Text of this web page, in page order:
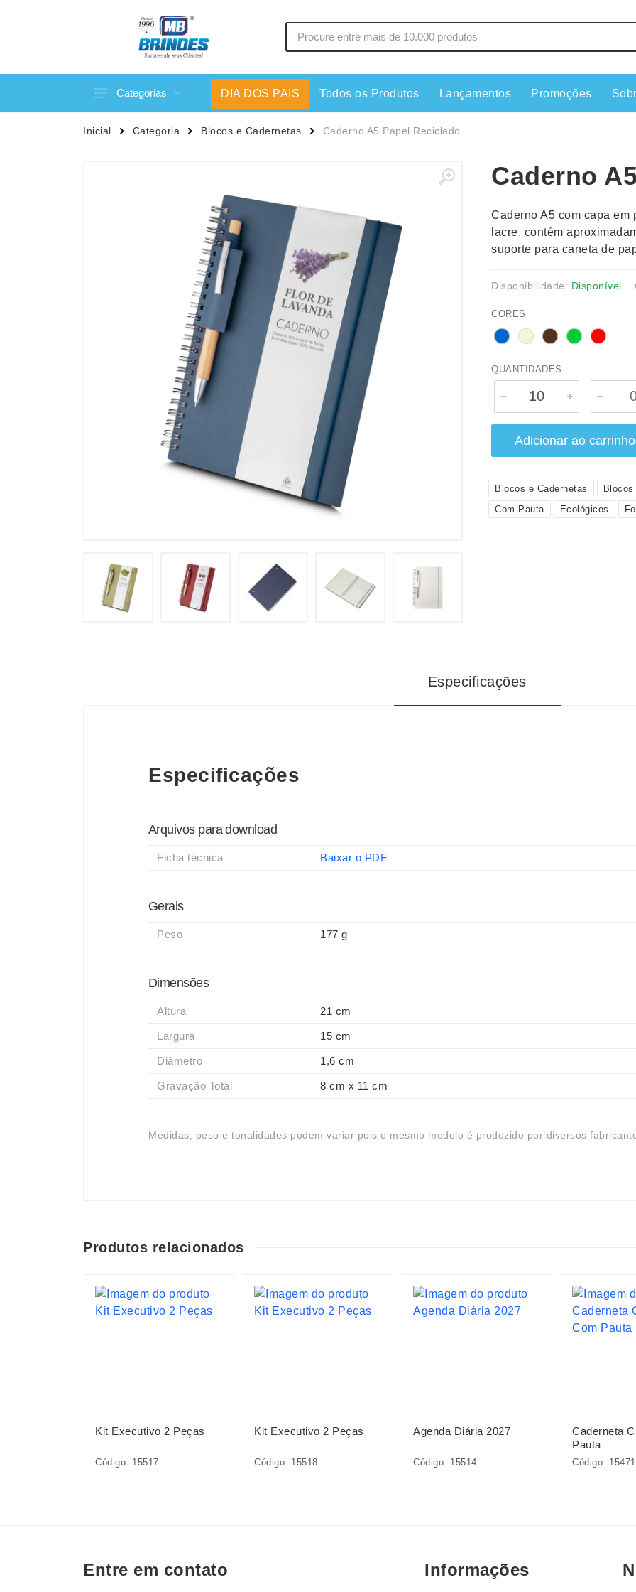
Categorias
Acessórios p/ Celular
Chapéus
Chaveiros
Conjuntos Executivos
Cooler
Copos
Cuidados Pessoais
Fones de
Kit
Lanternas
DIA DOS PAIS Todos os Produtos Lançamentos Promoções
Inicial Categoria Blocos e Cadernetas Caderno A5 Papel Reciclado
Caderno
Caderno A5 com capa
lacre, contém
suporte para caneta de
Disponibilidade: Disponível
CORES
QUANTIDADES
Adicionar ao carrinho
Blocos e Cadernetas
Com Pauta
Ecológicos
Especificações
Especificações
Arquivos para download
Ficha técnica Baixar o PDF
Gerais
Peso 177 g
Dimensões
Altura 21 cm
Largura 15 cm
Diâmetro 1,6 cm
Gravação Total 8 cm x 11 cm
Medidas, peso e tonalidades podem variar pois o mesmo modelo é produzido por diversos
Produtos relacionados
Kit Executivo 2 Peças
Código: 15517
Kit Executivo 2 Peças
Código: 15518
Agenda Diária 2027
Código: 15514
Caderneta
Pauta
Código: 15471
Entre em contato Informações